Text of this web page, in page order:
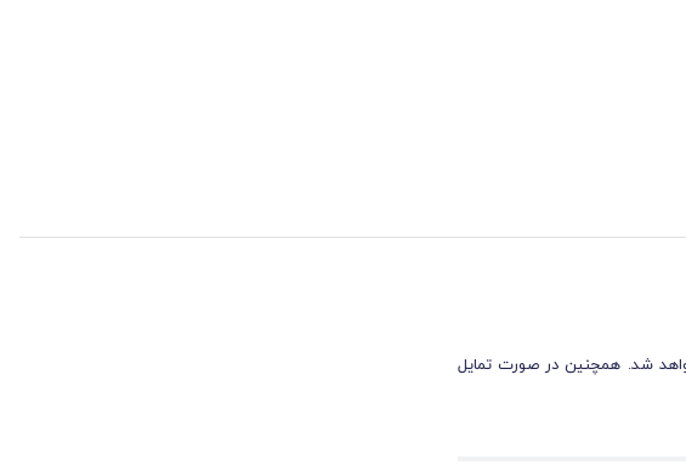
شد. همچنین در صورت تمایل